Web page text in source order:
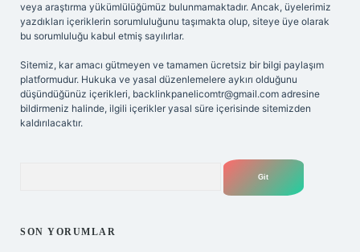
veya araştırma yükümlülüğümüz bulunmamaktadır. Ancak, üyelerimiz
yazdıkları içeriklerin sorumluluğunu taşımakta olup, siteye üye olarak
bu sorumluluğu kabul etmiş sayılırlar.
Sitemiz, kar amacı gütmeyen ve tamamen ücretsiz bir bilgi paylaşım
platformudur. Hukuka ve yasal düzenlemelere aykırı olduğunu
düşündüğünüz içerikleri, backlinkpanelicomtr@gmail.com adresine
bildirmeniz halinde, ilgili içerikler yasal süre içerisinde sitemizden
kaldırılacaktır.
SON YORUMLAR